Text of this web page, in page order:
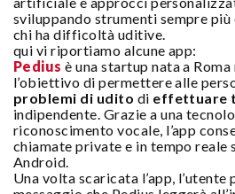
sviluppando strumenti sempre
chi ha difficoltà uditive.
qui vi riportiamo alcune app:
Pedius è una startup nata a
l’obiettivo di permettere alle
problemi di udito di effettuare
indipendente. Grazie a una
riconoscimento vocale, l’app
chiamate private e in tempo reale
Android.
Una volta scaricata l’app, l’utente